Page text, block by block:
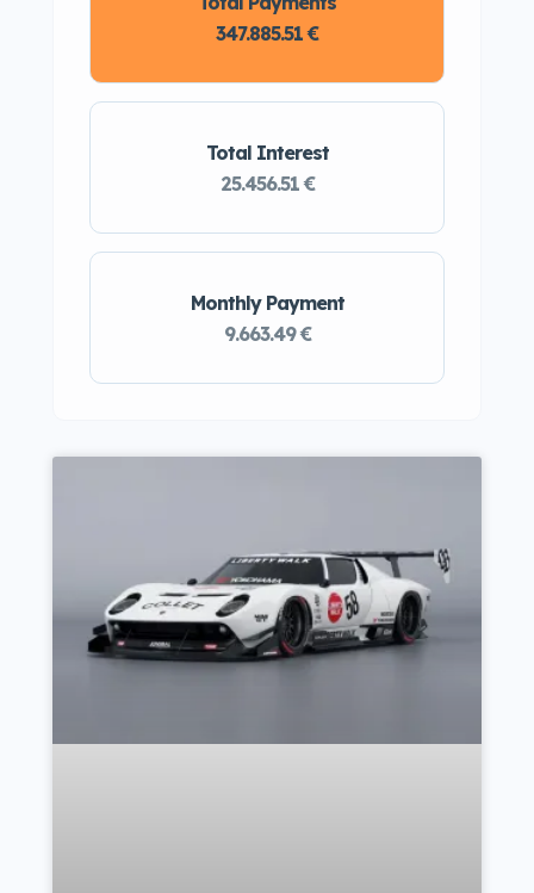
Monthly Payment
9.663.49 €
Total Interest
25.456.51 €
347.885.51 €